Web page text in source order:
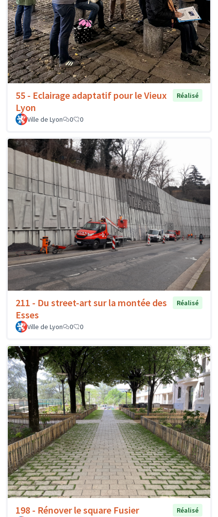
55 - Eclairage adaptatif pour le Vieux
Lyon
Réalisé
Ville de Lyon 0 0
211 - Du street-art sur la montée des
Esses
Réalisé
Ville de Lyon 0 0
198 - Rénover le square Fusier
Réalisé